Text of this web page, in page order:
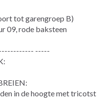
tot garengroep B)
09, rode baksteen
-----
in de hoogte met tricotst